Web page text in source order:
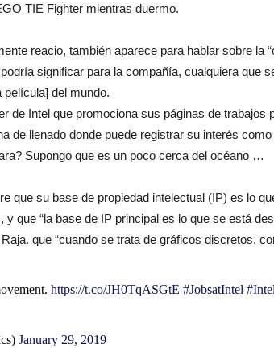
TIE Fighter mientras duermo.
reacio, también aparece para hablar sobre la
significar para la compañía, cualquiera que
película] del mundo.
de Intel que promociona sus páginas de trabajos
de llenado donde puede registrar su interés
Supongo que es un poco cerca del océano …
que su base de propiedad intelectual (IP) es lo
que “la base de IP principal es lo que se está
que “cuando se trata de gráficos discretos,
https://t.co/JH0TqASGtE #JobsatIntel
January 29, 2019